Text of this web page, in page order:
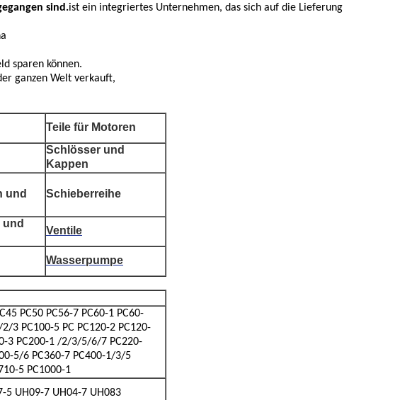
sind.ist ein integriertes Unternehmen, das sich auf die Lieferung
sparen können.
ganzen Welt verkauft,
Teile für Motoren
Schlösser und
Kappen
und
Schieberreihe
Ventile
Wasserpumpe
PC50 PC56-7 PC60-1 PC60-
3 PC100-5 PC PC120-2 PC120-
3 PC200-1 /2/3/5/6/7 PC220-
5/6 PC360-7 PC400-1/3/5
5 PC1000-1
5 UH09-7 UH04-7 UH083